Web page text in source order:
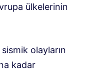
ülkelerinin
olayların
kadar